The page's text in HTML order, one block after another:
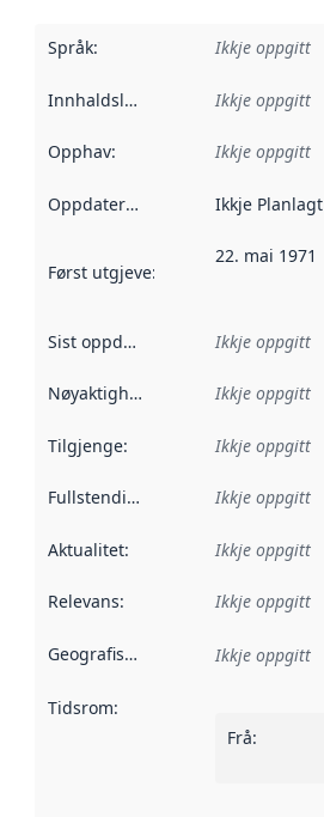
Språk: Ikkje oppgitt
Innhaldsleverandørar :
Ikkje oppgitt
Opphav: Ikkje oppgitt
Oppdateringsfrekvens :
Ikkje Planlagt
Først utgjeve:
22. mai 1971
Sist oppdatert Ikkje oppgitt
Nøyaktigheit Ikkje oppgitt
Tilgjenge: Ikkje oppgitt
Fullstendigheit Ikkje oppgitt
Aktualitet: Ikkje oppgitt
Relevans: Ikkje oppgitt
Geografisk område Ikkje oppgitt
Tidsrom:
Frå: